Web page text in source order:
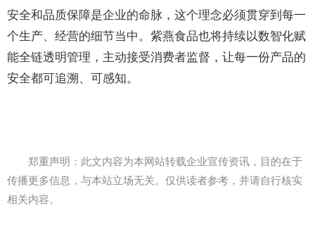
安全和品质保障是企业的命脉，这个理念必须贯穿到每一
个生产、经营的细节当中。紫燕食品也将持续以数智化赋
能全链透明管理，主动接受消费者监督，让每一份产品的
安全都可追溯、可感知。
郑重声明：此文内容为本网站转载企业宣传资讯，目的在于
传播更多信息，与本站立场无关。仅供读者参考，并请自行核实
相关内容。